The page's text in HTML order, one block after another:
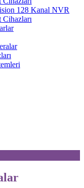
128 Kanal NVR
Cihazları